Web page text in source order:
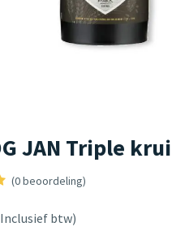
JAN Triple
(0 beoordeling)
btw)